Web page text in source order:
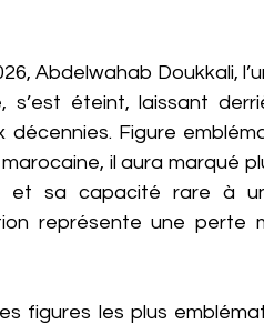
Abdelwahab Doukkali,
éteint, laissant
décennies. Figure
il aura marqué
et sa capacité rare à
représente une perte
figures les plus